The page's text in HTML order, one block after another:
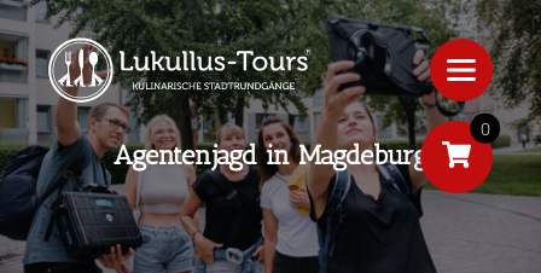
Agentenjagd in Magdeburg
0